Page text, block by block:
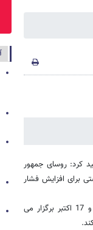
کرد: روسای جمهور
برای افزایش فشار
کاخ سفید افزود: رهبران دو کشور توافق کردند که نشست آسیا اروپا در میلان که روزهای 16 و 17 اکتبر برگزار می